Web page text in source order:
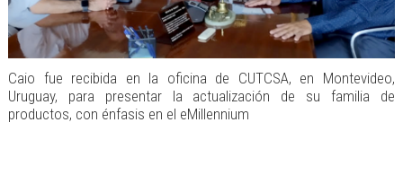
Caio fue recibida en la oficina de CUTCSA, en Montevideo,
Uruguay, para presentar la actualización de su familia de
productos, con énfasis en el eMillennium